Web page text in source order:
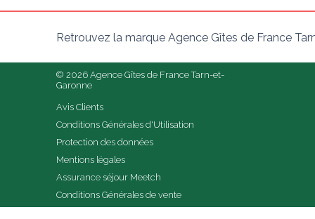
Retrouvez la marque Agence Gîtes de France
© 2026 Agence Gîtes de France Tarn-et-
Garonne
Avis Clients
Conditions Générales d'Utilisation
Protection des données
Mentions légales
Assurance séjour Meetch
Conditions Générales de vente